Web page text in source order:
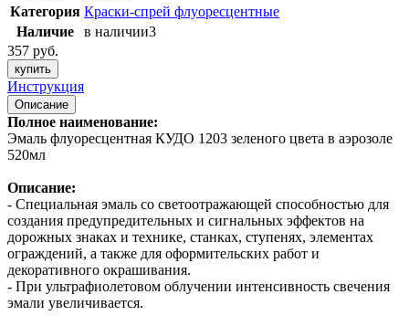
Категория Краски-спрей флуоресцентные
Наличие
в наличии3
357 руб.
купить
Инструкция
Описание
Полное наименование:
Эмаль флуоресцентная КУДО 1203 зеленого цвета в аэрозоле
520мл
Описание:
- Специальная эмаль со светоотражающей способностью для
создания предупредительных и сигнальных эффектов на
дорожных знаках и технике, станках, ступенях, элементах
ограждений, а также для оформительских работ и
декоративного окрашивания.
- При ультрафиолетовом облучении интенсивность свечения
эмали увеличивается.